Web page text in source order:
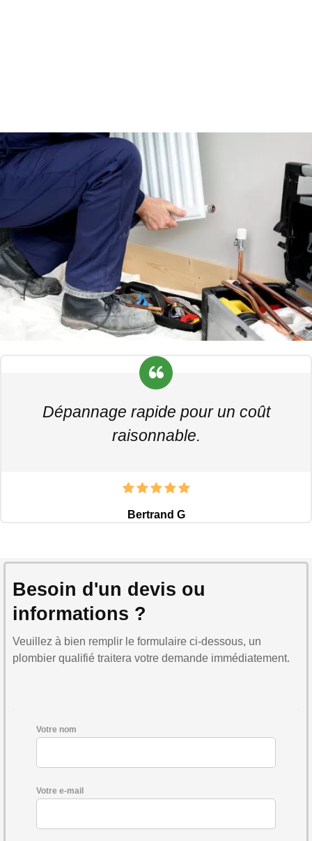
Dépannage rapide pour un coût
raisonnable.
Bertrand G
Besoin d'un devis ou
informations ?
Veuillez à bien remplir le formulaire ci-dessous, un
plombier qualifié traitera votre demande immédiatement.
Votre nom
Votre e-mail